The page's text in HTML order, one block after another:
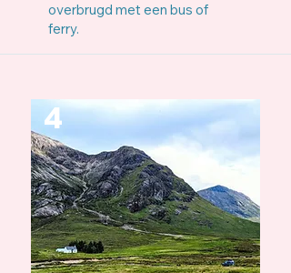
overbrugd met een bus of
ferry.
4